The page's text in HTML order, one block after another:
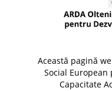
Această pagină
Social
Capacitate